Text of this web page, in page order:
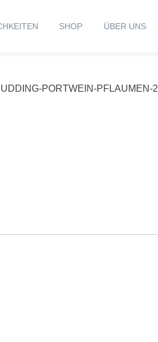
SHOP ÜBER UNS
PORTWEIN-PFLAUMEN-2